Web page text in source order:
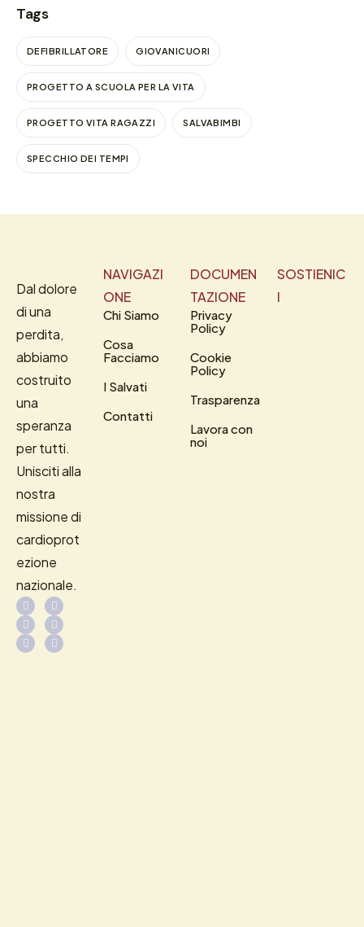
Tags
DEFIBRILLATORE GIOVANICUORI
PROGETTO A SCUOLA PER LA VITA
PROGETTO VITA RAGAZZI SALVABIMBI
SPECCHIO DEI TEMPI
Dal dolore
di una
perdita,
abbiamo
costruito
una
speranza
per tutti.
Unisciti alla
nostra
missione di
cardioprot
ezione
nazionale.
NAVIGAZI
ONE
Chi Siamo
Cosa
Facciamo
I Salvati
Contatti
DOCUMEN
TAZIONE
Privacy
Policy
Cookie
Policy
Trasparenza
Lavora con
noi
SOSTIENIC
I